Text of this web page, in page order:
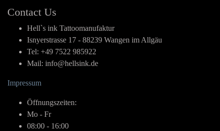
Contact Us
Hell`s ink Tattoomanufaktur
Isnyerstrasse 17 - 88239 Wangen im Allgäu
Tel: +49 7522 985922
Mail: info@hellsink.de
Impressum
Öffnungszeiten:
Mo - Fr
08:00 - 16:00